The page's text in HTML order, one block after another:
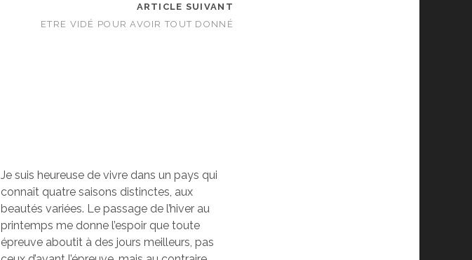
ARTICLE SUIVANT
ETRE VIDÉ POUR AVOIR TOUT DONNÉ
Je suis heureuse de vivre dans un pays qui
connaît quatre saisons distinctes, aux
beautés variées. Le passage de l’hiver au
printemps me donne l’espoir que toute
épreuve aboutit à des jours meilleurs, pas